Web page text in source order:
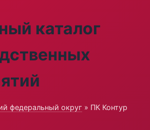
каталог
федеральный округ » ПК Контур